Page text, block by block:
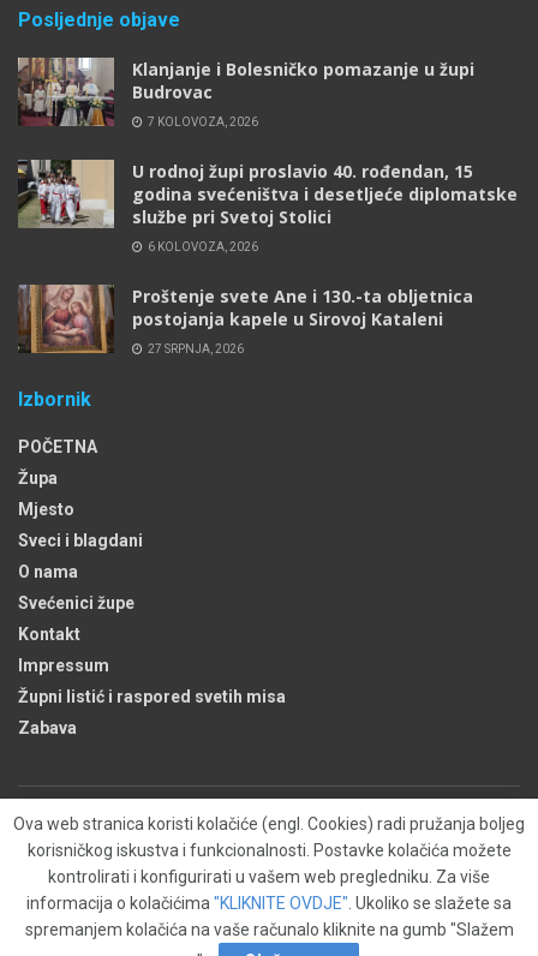
Posljednje objave
Klanjanje i Bolesničko pomazanje u župi
Budrovac
7 KOLOVOZA, 2026
U rodnoj župi proslavio 40. rođendan, 15
godina svećeništva i desetljeće diplomatske
službe pri Svetoj Stolici
6 KOLOVOZA, 2026
Proštenje svete Ane i 130.-ta obljetnica
postojanja kapele u Sirovoj Kataleni
27 SRPNJA, 2026
Izbornik
POČETNA
Župa
Mjesto
Sveci i blagdani
O nama
Svećenici župe
Kontakt
Impressum
Župni listić i raspored svetih misa
Zabava
Župa Kontakt O nama
Kolačići (engl. Cookies)
Izjava o zaštiti privatnosti
Copyright © 2011-2024BUDROVAC- Sva prava pridržana. - Powered byCMR-
Hosting .
Ova web stranica koristi kolačiće (engl. Cookies) radi pružanja boljeg
korisničkog iskustva i funkcionalnosti. Postavke kolačića možete
kontrolirati i konfigurirati u vašem web pregledniku. Za više
informacija o kolačićima "KLIKNITE OVDJE" . Ukoliko se slažete sa
spremanjem kolačića na vaše računalo kliknite na gumb "Slažem